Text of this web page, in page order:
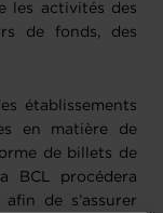
les activités des
de fonds, des
établissements
en matière de
de billets de
BCL procédera
de s’assurer